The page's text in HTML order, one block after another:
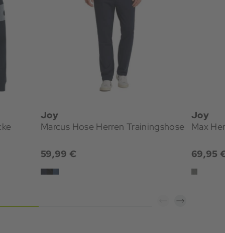
Joy
Marcus Hose Herren Trainingshose
59,99 €
Joy
Max
69,95